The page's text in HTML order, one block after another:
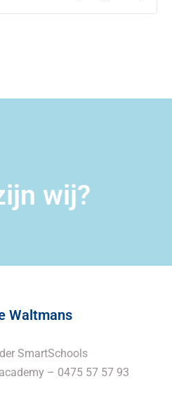
wij?
Waltmans
SmartSchools
– 0475 57 57 93